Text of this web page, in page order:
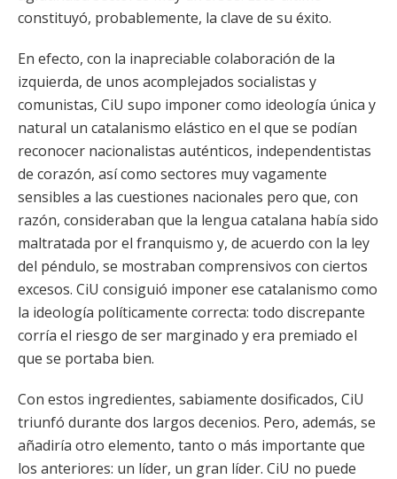
constituyó, probablemente, la clave de su éxito.
En efecto, con la inapreciable colaboración de la
izquierda, de unos acomplejados socialistas y
comunistas, CiU supo imponer como ideología única y
natural un catalanismo elástico en el que se podían
reconocer nacionalistas auténticos, independentistas
de corazón, así como sectores muy vagamente
sensibles a las cuestiones nacionales pero que, con
razón, consideraban que la lengua catalana había sido
maltratada por el franquismo y, de acuerdo con la ley
del péndulo, se mostraban comprensivos con ciertos
excesos. CiU consiguió imponer ese catalanismo como
la ideología políticamente correcta: todo discrepante
corría el riesgo de ser marginado y era premiado el
que se portaba bien.
Con estos ingredientes, sabiamente dosificados, CiU
triunfó durante dos largos decenios. Pero, además, se
añadiría otro elemento, tanto o más importante que
los anteriores: un líder, un gran líder. CiU no puede